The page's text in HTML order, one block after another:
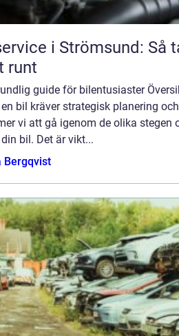
i Strömsund: Så
runt
guide för bilentusiaster
bil kräver strategisk planering
vi att gå igenom de olika stegen
bil. Det är vikt...
Bergqvist